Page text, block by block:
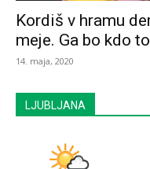
Kordiš v hramu
meje. Ga bo kdo
14. maja, 2020
LJUBLJANA